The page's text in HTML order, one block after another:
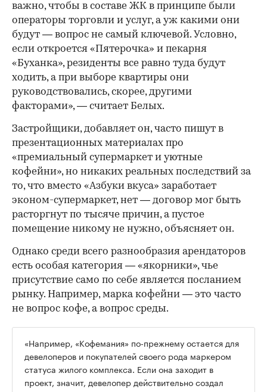
важно, чтобы в составе ЖК в принципе были
операторы торговли и услуг, а уж какими они
будут — вопрос не самый ключевой. Условно,
если откроется «Пятерочка» и пекарня
«Буханка», резиденты все равно туда будут
ходить, а при выборе квартиры они
руководствовались, скорее, другими
факторами», — считает Белых.
Застройщики, добавляет он, часто пишут в
презентационных материалах про
«премиальный супермаркет и уютные
кофейни», но никаких реальных последствий за
то, что вместо «Азбуки вкуса» заработает
эконом-супермаркет, нет — договор мог быть
расторгнут по тысяче причин, а пустое
помещение никому не нужно, объясняет он.
Однако среди всего разнообразия арендаторов
есть особая категория — «якорники», чье
присутствие само по себе является посланием
рынку. Например, марка кофейни — это часто
не вопрос кофе, а вопрос среды.
«Например, «Кофемания» по-прежнему остается для
девелоперов и покупателей своего рода маркером
статуса жилого комплекса. Если она заходит в
проект, значит, девелопер действительно создал